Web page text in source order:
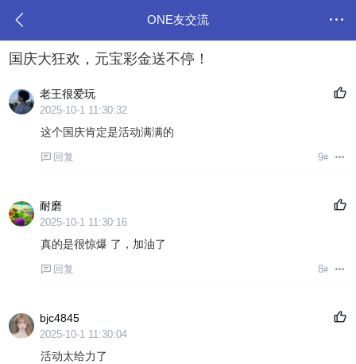
ONE友交流
国庆大狂欢，元宝彩金送不停！
老王很爱玩
2025-10-1 11:30:32
这个国庆肯定是活动满满的
回复 9#
耐磨
2025-10-1 11:30:16
真的是很惊爆 了，加油了
回复 8#
bjc4845
2025-10-1 11:30:04
活动太给力了